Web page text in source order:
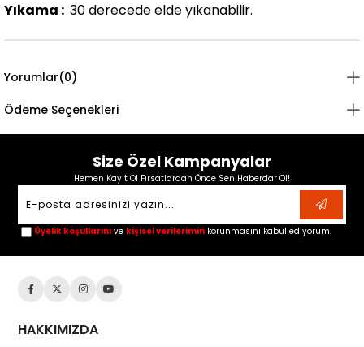
Yıkama : 30 derecede elde yıkanabilir.
Yorumlar(0)
Ödeme Seçenekleri
Size Özel Kampanyalar
Hemen Kayıt Ol Fırsatlardan Önce Sen Haberdar Ol!
Üyelik koşullarını ve kişisel verilerimin korunmasını kabul ediyorum.
HAKKIMIZDA